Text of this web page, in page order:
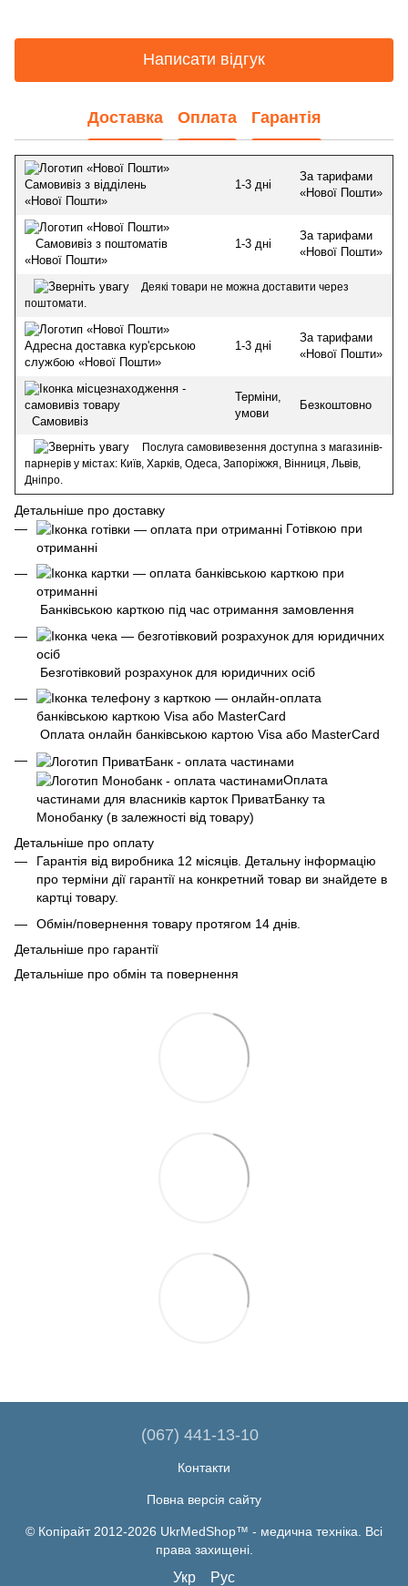
Написати відгук
Доставка Оплата Гарантія
Самовивіз з відділень
«Нової Пошти»
1-3 дні
За тарифами
«Нової Пошти»
Самовивіз з поштоматів
«Нової Пошти»
1-3 дні
За тарифами
«Нової Пошти»
Деякі товари не можна доставити через
поштомати.
Адресна доставка кур'єрською
службою «Нової Пошти»
1-3 дні
За тарифами
«Нової Пошти»
Самовивіз
Терміни,
умови
Безкоштовно
Послуга самовивезення доступна з магазинів-
парнерів у містах: Київ, Харків, Одеса, Запоріжжя, Вінниця, Львів,
Дніпро.
Детальніше про доставку
Готівкою при
отриманні
Банківською карткою під час отримання замовлення
Безготівковий розрахунок для юридичних осіб
Оплата онлайн банківською картою Visa або MasterCard
Оплата
частинами для власників карток ПриватБанку та
Монобанку (в залежності від товару)
Детальніше про оплату
Гарантія від виробника 12 місяців. Детальну інформацію
про терміни дії гарантії на конкретний товар ви знайдете в
картці товару.
Обмін/повернення товару протягом 14 днів.
Детальніше про гарантії
Детальніше про обмін та повернення
(067) 441-13-10
Контакти
Повна версія сайту
© Копірайт 2012-2026 UkrMedShop™ - медична техніка. Всі
права захищені.
Укр Рус